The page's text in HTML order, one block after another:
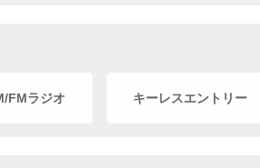
FMラジオ キーレスエントリー